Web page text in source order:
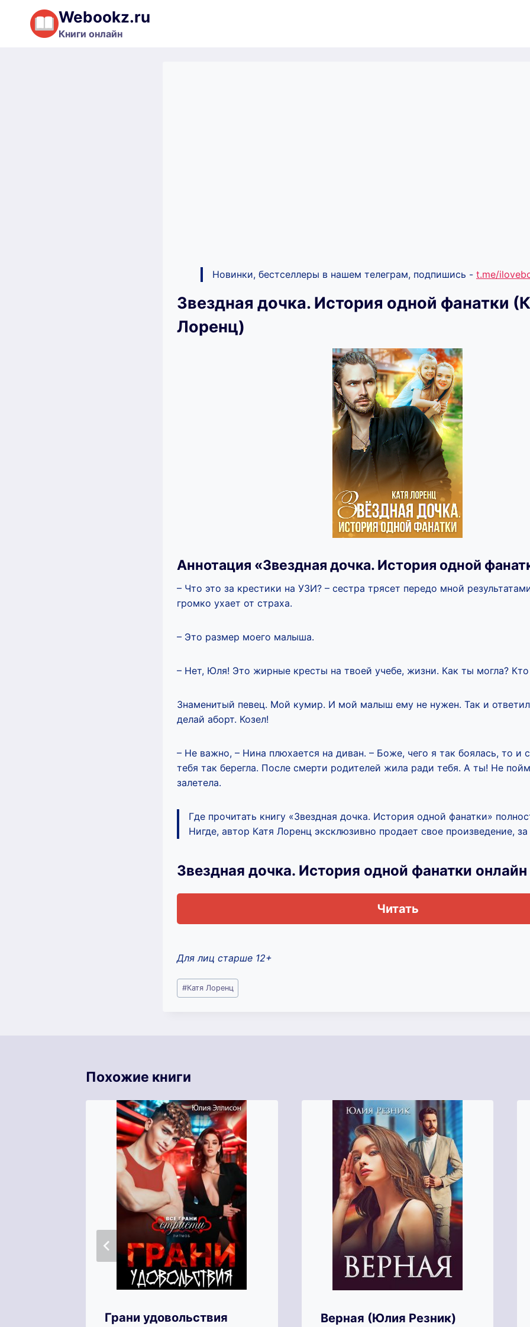
Перейти
содержимому
Webookz.ru
Книги онлайн
Новинки, бестселлеры в нашем телеграм, подпишись - t.me/
Звездная дочка. История одной фанатки
Лоренц)
Аннотация «Звездная дочка. История одной
– Что это за крестики на УЗИ? – сестра трясет передо мной
громко ухает от страха.
– Это размер моего малыша.
– Нет, Юля! Это жирные кресты на твоей учебе, жизни. Как ты могла? Кто
Знаменитый певец. Мой кумир. И мой малыш ему не нужен. Так и
делай аборт. Козел!
– Не важно, – Нина плюхается на диван. – Боже, чего я так боялась, то и
тебя так берегла. После смерти родителей жила ради тебя. А ты! Не
залетела.
Где прочитать книгу «Звездная дочка. История одной фанатки»
Нигде, автор Катя Лоренц эксклюзивно продает свое произведение, за
Звездная дочка. История одной фанатки
Читать
Для лиц старше 12+
Метки
записи:
#Катя Лоренц
Похожие книги
Грани удовольствия Верная (Юлия Резник)